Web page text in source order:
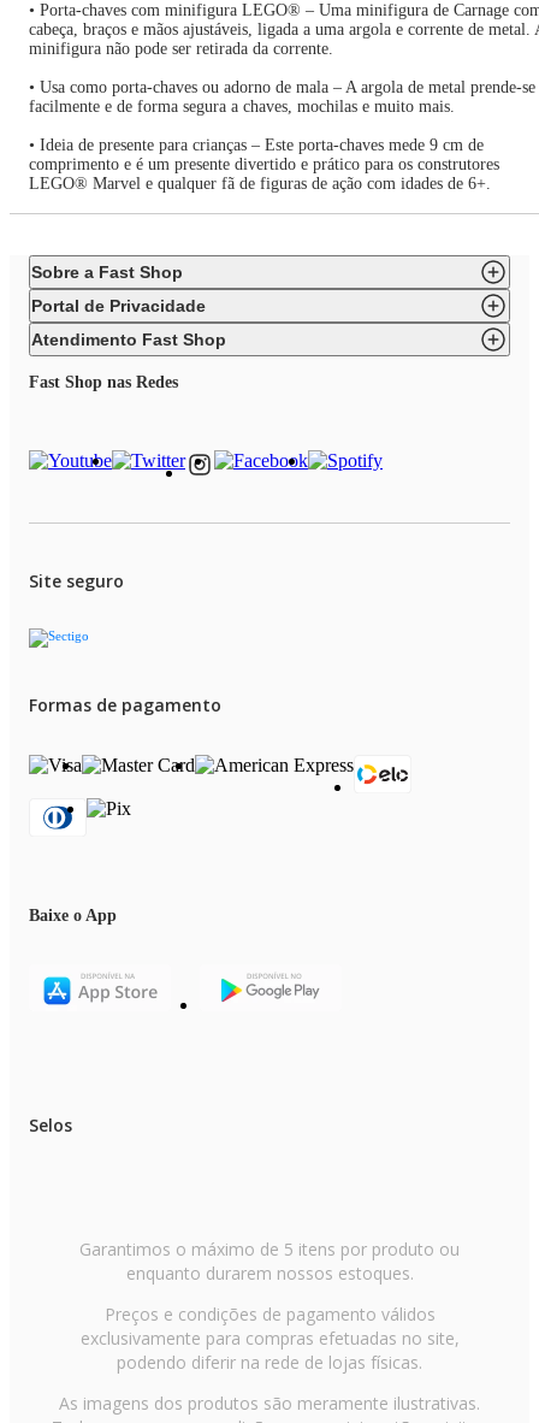
• Porta-chaves com minifigura LEGO® – Uma minifigura de Carnage
cabeça, braços e mãos ajustáveis, ligada a uma argola e corrente de metal.
minifigura não pode ser retirada da corrente.
• Usa como porta-chaves ou adorno de mala – A argola de metal prende-se
facilmente e de forma segura a chaves, mochilas e muito mais.
• Ideia de presente para crianças – Este porta-chaves mede 9 cm de
comprimento e é um presente divertido e prático para os construtores
LEGO® Marvel e qualquer fã de figuras de ação com idades de 6+.
Sobre a Fast Shop
Portal de Privacidade
Atendimento Fast Shop
Fast Shop nas Redes
Site seguro
Formas de pagamento
Baixe o App
Selos
Garantimos o máximo de 5 itens por produto ou
enquanto durarem nossos estoques.
Preços e condições de pagamento válidos
exclusivamente para compras efetuadas no site,
podendo diferir na rede de lojas físicas.
As imagens dos produtos são meramente ilustrativas.